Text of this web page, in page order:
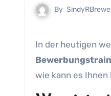
By
In der heutigen
wie kann es